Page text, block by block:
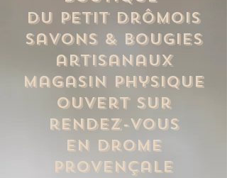
du Petit Drômois
savons & Bougies
artisanaux
Magasin physique
ouvert sur
rendez-vous
en Drome
provençale